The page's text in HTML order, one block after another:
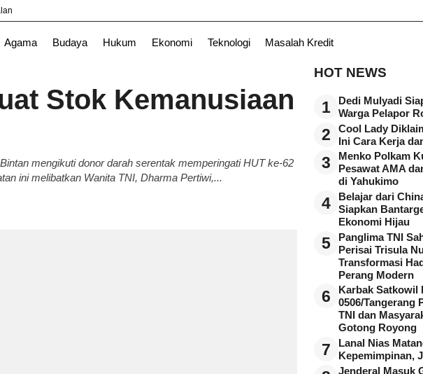
Agama Budaya Hukum Ekonomi Teknologi Masalah Kredit
Surabaya TNI
Stok Kemanusiaan
mengikuti donor darah serentak memperingati HUT ke-62
ini melibatkan Wanita TNI, Dharma Pertiwi,...
HOT NEWS
1
Dedi Mulyadi
Warga Pelapor
2
Cool Lady
Ini Cara Kerja
3
Menko Polkam
Pesawat AMA
di Yahukimo
4
Belajar dari
Siapkan
Ekonomi Hijau
5
Panglima TNI
Perisai Trisula
Transformasi
Perang Modern
6
Karbak Satkowil
0506/Tangerang
TNI dan
Gotong Royong
7
Lanal Nias
Kepemimpinan,
Jenderal Masuk